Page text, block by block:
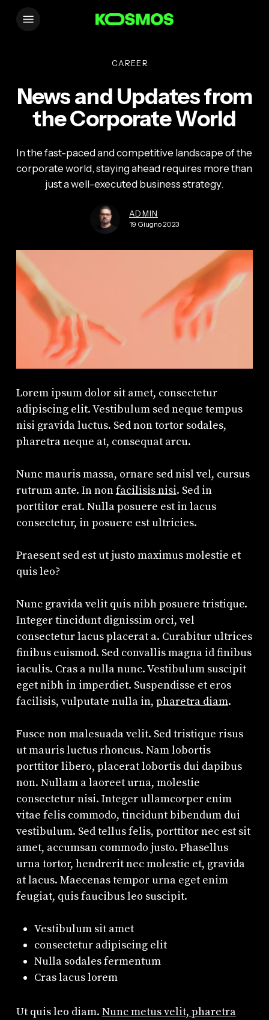
CAREER
News and Updates from
the Corporate World
In the fast-paced and competitive landscape of the
corporate world, staying ahead requires more than
just a well-executed business strategy.
ADMIN
19 Giugno 2023
Lorem ipsum dolor sit amet, consectetur
adipiscing elit. Vestibulum sed neque tempus
nisi gravida luctus. Sed non tortor sodales,
pharetra neque at, consequat arcu.
Nunc mauris massa, ornare sed nisl vel, cursus
rutrum ante. In nonfacilisis nisi. Sed in
porttitor erat. Nulla posuere est in lacus
consectetur, in posuere est ultricies.
Praesent sed est ut justo maximus molestie et
quis leo?
Nunc gravida velit quis nibh posuere tristique.
Integer tincidunt dignissim orci, vel
consectetur lacus placerat a. Curabitur ultrices
finibus euismod. Sed convallis magna id finibus
iaculis. Cras a nulla nunc. Vestibulum suscipit
eget nibh in imperdiet. Suspendisse et eros
facilisis, vulputate nulla in, pharetra diam.
Fusce non malesuada velit. Sed tristique risus
ut mauris luctus rhoncus. Nam lobortis
porttitor libero, placerat lobortis dui dapibus
non. Nullam a laoreet urna, molestie
consectetur nisi. Integer ullamcorper enim
vitae felis commodo, tincidunt bibendum dui
vestibulum. Sed tellus felis, porttitor nec est sit
amet, accumsan commodo justo. Phasellus
urna tortor, hendrerit nec molestie et, gravida
at lacus. Maecenas tempor urna eget enim
feugiat, quis faucibus leo suscipit.
Vestibulum sit amet
consectetur adipiscing elit
Nulla sodales fermentum
Cras lacus lorem
Ut quis leo diam. Nunc metus velit, pharetra